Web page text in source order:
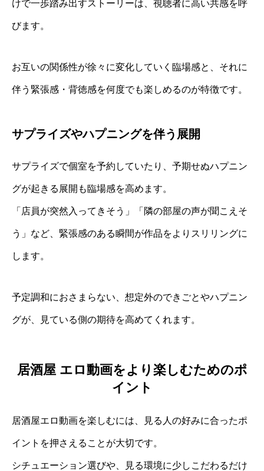
けで一歩踏み出すストーリーは、視聴者に高い共感を呼
びます。
お互いの関係性が徐々に変化していく臨場感と、それに
伴う緊張感・背徳感を何度でも楽しめるのが特徴です。
サプライズやハプニングを伴う展開
サプライズで個室を予約していたり、予期せぬハプニン
グが起きる展開も臨場感を高めます。
「店員が突然入ってきそう」「隣の部屋の声が聞こえそ
う」など、緊張感のある瞬間が作品をよりスリリングに
します。
予定調和におさまらない、想定外のできごとやハプニン
グが、見ている側の期待を高めてくれます。
居酒屋 エロ動画をより楽しむためのポ
イント
居酒屋エロ動画を楽しむには、見る人の好みに合ったポ
イントを押さえることが大切です。
シチュエーション選びや、見る環境に少しこだわるだけ